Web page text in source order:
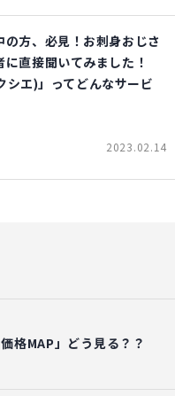
の方、必見！お刺身おじさ
に直接聞いてみました！
シエ)」ってどんなサービ
2023.02.14
格MAP」どう見る？？